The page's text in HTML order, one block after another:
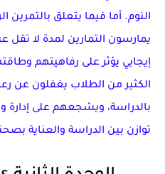
النوم. أما فيما يتعلق بالتمرين
إيجابي يؤثر على رفاهيتهم
الكثير من الطلاب يغفلون عن
بالدراسة، ويشجعهم على
توازن بين الدراسة والعناية